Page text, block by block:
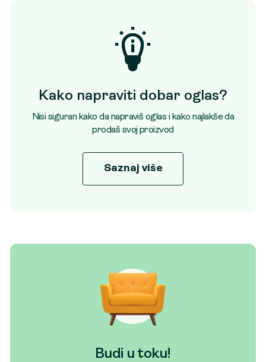
Kako napraviti dobar oglas?
Nisi siguran kako da napraviš oglas i kako najlakše da
prodaš svoj proizvod
Saznaj više
Budi u toku!